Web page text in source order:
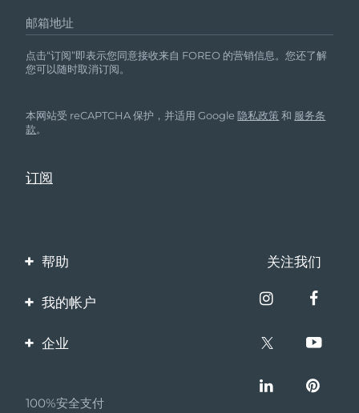
邮箱地址
点击“订阅”即表示您同意接收来自 FOREO 的营销信息。您还了解
您可以随时取消订阅。
本网站受 reCAPTCHA 保护，并适用 Google隐私政策 和 服务条
款。
帮助
联系我们
关注我们
我的帐户
产品注册
企业
伙伴计划
100%安全支付